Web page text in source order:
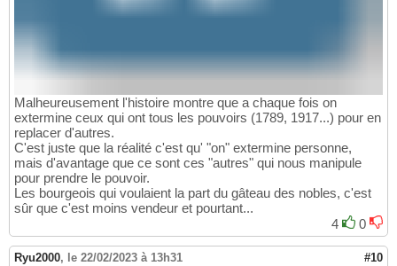
Malheureusement l'histoire montre que a chaque fois on
extermine ceux qui ont tous les pouvoirs (1789, 1917...) pour en
replacer d'autres.
C'est juste que la réalité c'est qu' "on" extermine personne,
mais d'avantage que ce sont ces "autres" qui nous manipule
pour prendre le pouvoir.
Les bourgeois qui voulaient la part du gâteau des nobles, c'est
sûr que c'est moins vendeur et pourtant...
4
0
Ryu2000, le 22/02/2023 à 13h31 #10